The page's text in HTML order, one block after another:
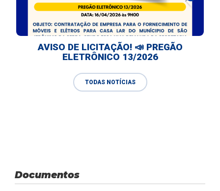
AVISO DE LICITAÇÃO! 📣 PREGÃO
ELETRÔNICO 13/2026
TODAS NOTÍCIAS
Documentos